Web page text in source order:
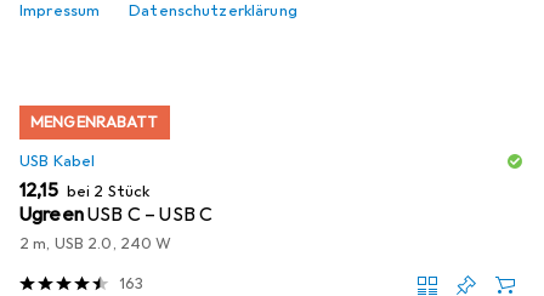
Impressum Datenschutzerklärung
Produktliste
MENGENRABATT
USB Kabel
EUR
12,15 bei 2 Stück
UgreenUSB C – USB C
2 m, USB 2.0, 240 W
163